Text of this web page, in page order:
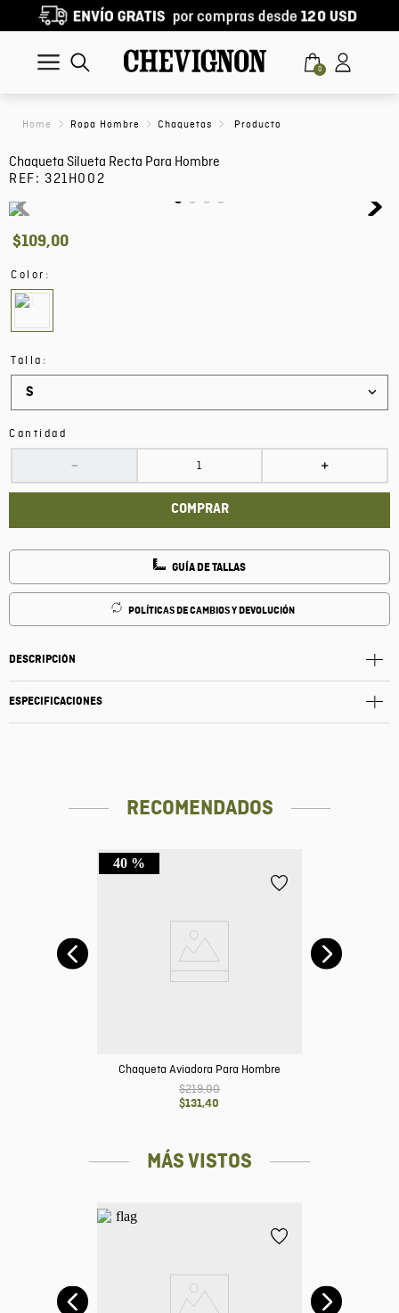
0
Ropa Hombre Chaquetas
Chaqueta Silueta Recta Para Hombre
REF: 321H002
$109,00
Color :
Talla :
S
Cantidad
＋
－
COMPRAR
GUÍA DE TALLAS
POLÍTICAS DE CAMBIOS Y DEVOLUCIÓN
DESCRIPCIÓN
ESPECIFICACIONES
RECOMENDADOS
40 %
Chaqueta Aviadora Para Hombre
$219,00
$131,40
MÁS VISTOS